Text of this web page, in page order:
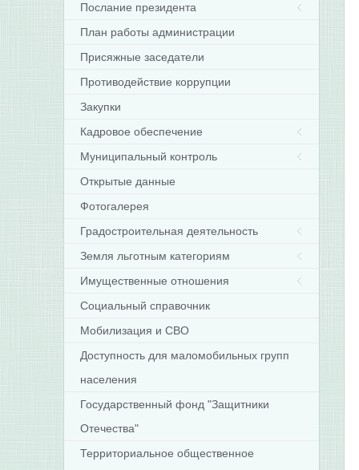
Послание президента
План работы администрации
Присяжные заседатели
Противодействие коррупции
Закупки
Кадровое обеспечение
Муниципальный контроль
Открытые данные
Фотогалерея
Градостроительная деятельность
Земля льготным категориям
Имущественные отношения
Социальный справочник
Мобилизация и СВО
Доступность для маломобильных групп
населения
Государственный фонд "Защитники
Отечества"
Территориальное общественное